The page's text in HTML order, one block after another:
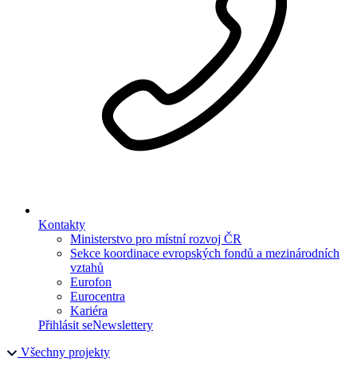
Kontakty
Ministerstvo pro místní rozvoj ČR
Sekce koordinace evropských fondů a mezinárodních
vztahů
Eurofon
Eurocentra
Kariéra
Přihlásit seNewslettery
Všechny projekty